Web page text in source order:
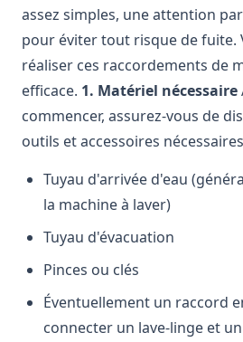
assez simples, une attention
pour éviter tout risque de fuite.
réaliser ces raccordements de
efficace. 1. Matériel nécessaire
commencer, assurez-vous de
outils et accessoires
Tuyau d'arrivée d'eau
la machine à laver)
Tuyau d'évacuation
Pinces ou clés
Éventuellement un raccord
connecter un lave-linge et